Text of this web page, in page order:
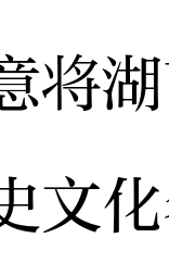
将
文